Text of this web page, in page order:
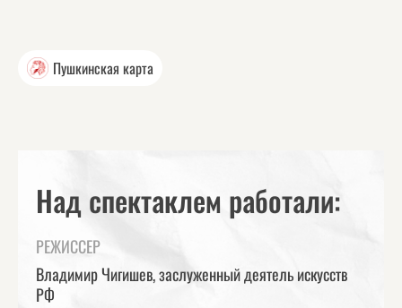
Пушкинская карта
Над спектаклем работали:
РЕЖИССЕР
Владимир Чигишев, заслуженный деятель искусств
РФ